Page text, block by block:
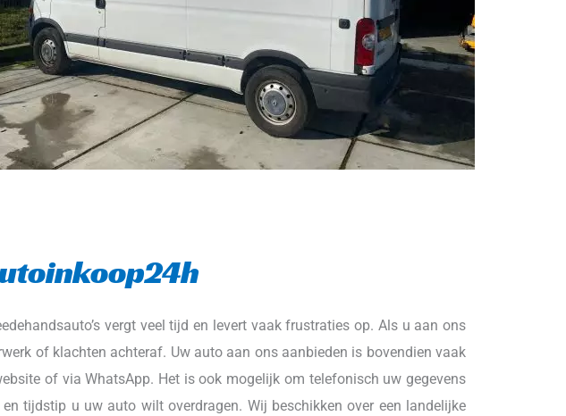
vergt veel tijd en levert vaak frustraties op. Als u aan ons
of klachten achteraf. Uw auto aan ons aanbieden is bovendien vaak
of via WhatsApp. Het is ook mogelijk om telefonisch uw gegevens
tijdstip u uw auto wilt overdragen. Wij beschikken over een landelijke